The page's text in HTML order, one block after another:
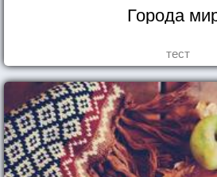
Города
тест